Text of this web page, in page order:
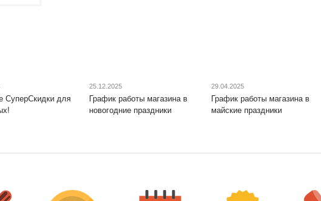
СуперСкидки для
25.12.2025
График работы магазина в
новогодние праздники
29.04.2025
График работы магазина в
майские праздники